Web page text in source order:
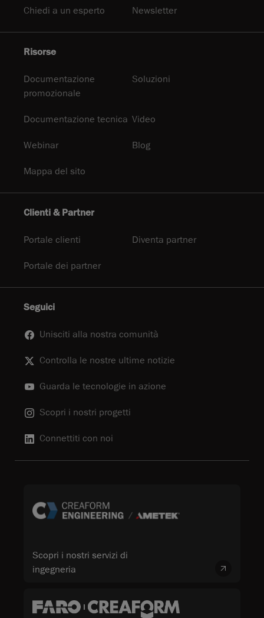
Chiedi a un esperto Newsletter
Risorse
Documentazione
promozionale
Soluzioni
Documentazione tecnica Video
Webinar Blog
Mappa del sito
Clienti & Partner
Portale clienti Diventa partner
Portale dei partner
Seguici
Unisciti alla nostra comunità
Controlla le nostre ultime notizie
Guarda le tecnologie in azione
Scopri i nostri progetti
Connettiti con noi
Scopri i nostri servizi di
ingegneria